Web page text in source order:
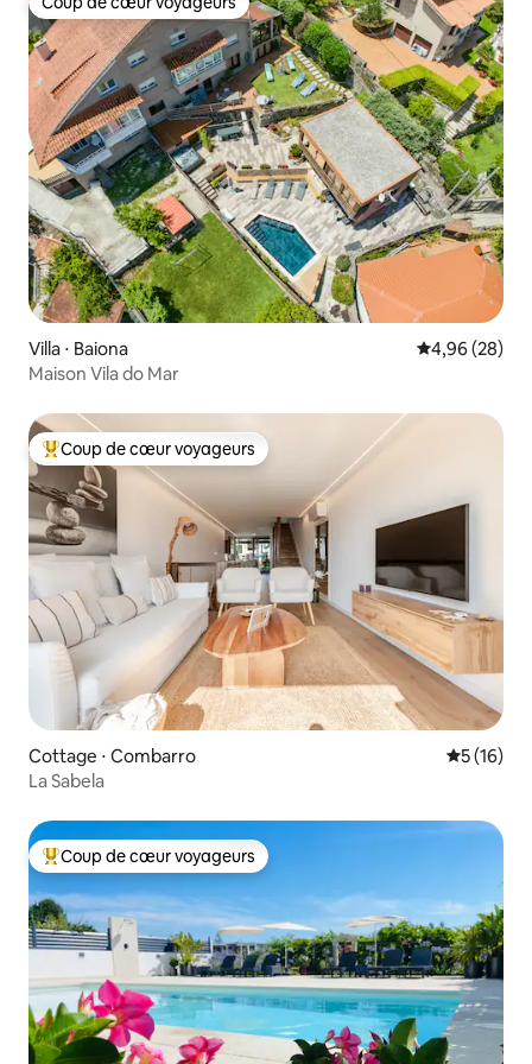
Coup de cœur voyageurs
Villa ⋅ Baiona Évaluation
4,96 (28)
Maison Vila do Mar
Coups de cœur voyageurs les plus appréciés
Coup de cœur voyageurs
Cottage ⋅ Combarro
5 (16)
La Sabela
Coups de cœur voyageurs les plus appréciés
Coup de cœur voyageurs